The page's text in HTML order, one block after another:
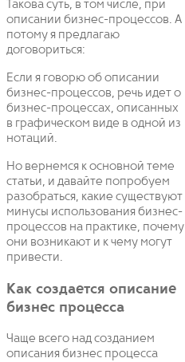
Такова суть, в том числе, при
описании бизнес-процессов. А
потому я предлагаю
договориться:
Если я говорю об описании
бизнес-процессов, речь идет о
бизнес-процессах, описанных
в графическом виде в одной из
нотаций.
Но вернемся к основной теме
статьи, и давайте попробуем
разобраться, какие существуют
минусы использования бизнес-
процессов на практике, почему
они возникают и к чему могут
привести.
Как создается описание
бизнес процесса
Чаще всего над созданием
описания бизнес процесса